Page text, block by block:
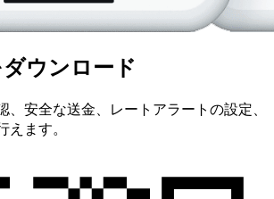
ウンロード
、安全な送金、レートアラートの設定、
ます。